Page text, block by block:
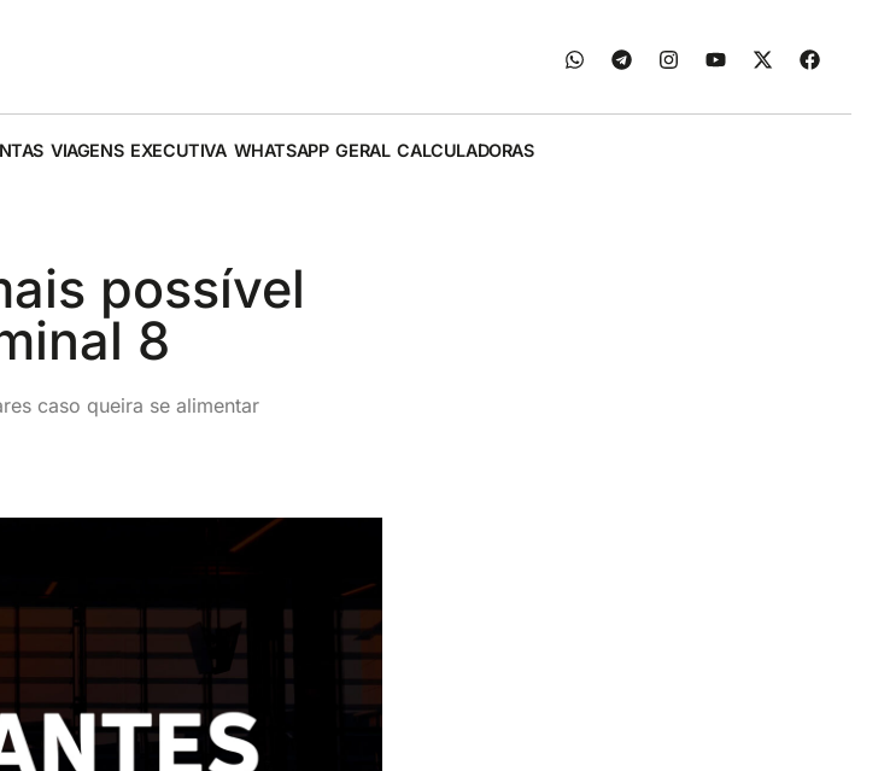
VIAGENS EXECUTIVA WHATSAPP GERAL CALCULADORAS
possível
8
caso queira se alimentar